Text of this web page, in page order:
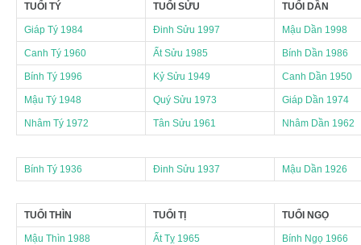
TUỔI TÝ TUỔI SỬU TUỔI DẦN
Giáp Tý 1984 Đinh Sửu 1997 Mậu Dần 1998
Canh Tý 1960 Ất Sửu 1985 Bính Dần 1986
Bính Tý 1996 Kỷ Sửu 1949 Canh Dần 1950
Mậu Tý 1948 Quý Sửu 1973 Giáp Dần 1974
Nhâm Tý 1972 Tân Sửu 1961 Nhâm Dần 1962
Bính Tý 1936 Đinh Sửu 1937 Mậu Dần 1926
TUỔI THÌN TUỔI TỊ TUỔI NGỌ
Mậu Thìn 1988 Ất Tỵ 1965 Bính Ngọ 1966